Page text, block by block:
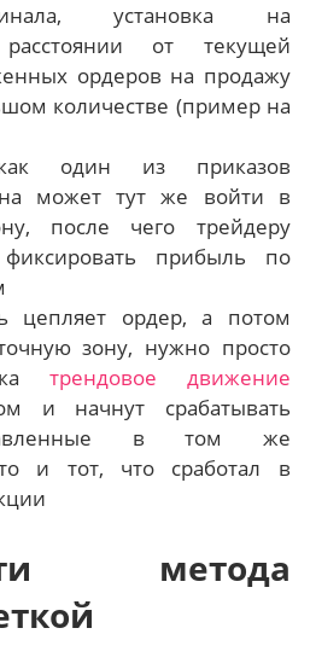
установка на
от текущей
ордеров на продажу
количестве (пример на
один из приказов
может тут же войти в
после чего трейдеру
прибыль по
цепляет ордер, а потом
зону, нужно просто
трендовое движение
и начнут срабатывать
в том же
и тот, что сработал в
метода